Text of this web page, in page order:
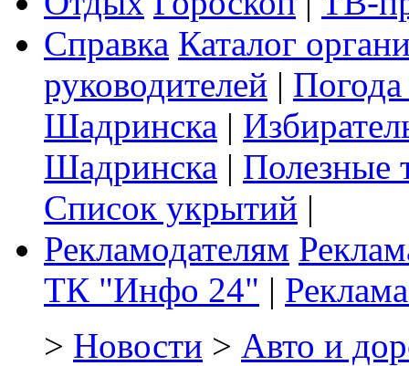
Справка Каталог
руководителей |
Шадринска |
Шадринска | Полезные
Список укрытий |
Рекламодателям
ТК "Инфо 24" |
> Новости > Авто и